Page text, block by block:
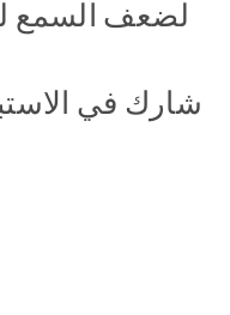
لضعف السمع
شارك في